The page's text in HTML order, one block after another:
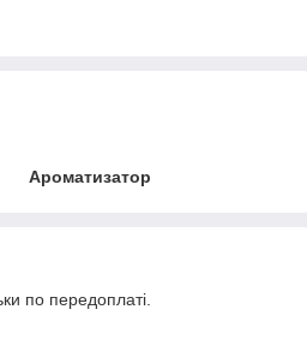
Ароматизатор
по передоплаті.